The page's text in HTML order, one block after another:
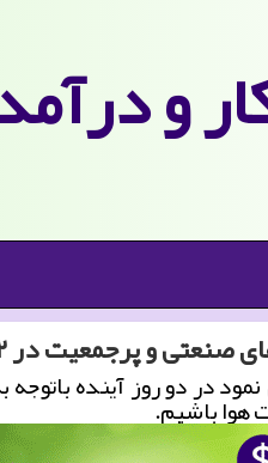
و
و پرجمعیت در ۲ روز آینده
در دو روز آینده
هوا باشیم.